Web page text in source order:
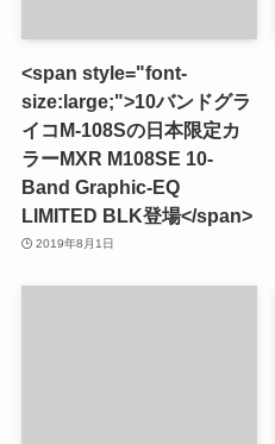
<span style="font-
size:large;">10バンドグラ
イコM-108Sの日本限定カ
ラーMXR M108SE 10-
Band Graphic-EQ
LIMITED BLK登場</span>
2019年8月1日